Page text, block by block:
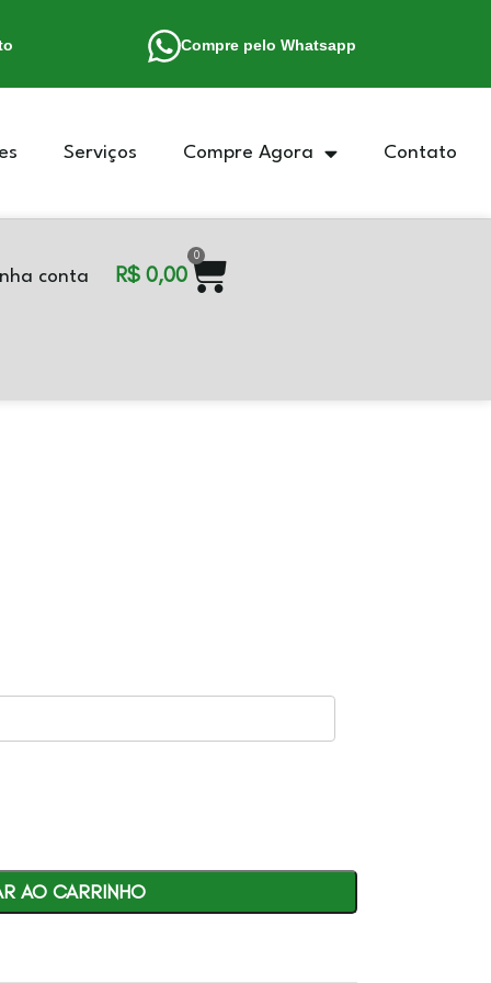
Compre pelo Whatsapp
Serviços Compre Agora Contato
conta R$ 0,00
0
AO CARRINHO